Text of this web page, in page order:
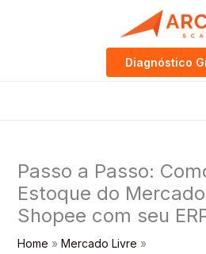
Diagnóstico
Passo a Passo:
Estoque do
Shopee com seu
Home
Mercado Livre